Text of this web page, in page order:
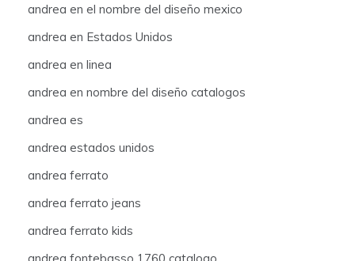
andrea en el nombre del diseño mexico
andrea en Estados Unidos
andrea en linea
andrea en nombre del diseño catalogos
andrea es
andrea estados unidos
andrea ferrato
andrea ferrato jeans
andrea ferrato kids
andrea fontebasso 1760 catalogo